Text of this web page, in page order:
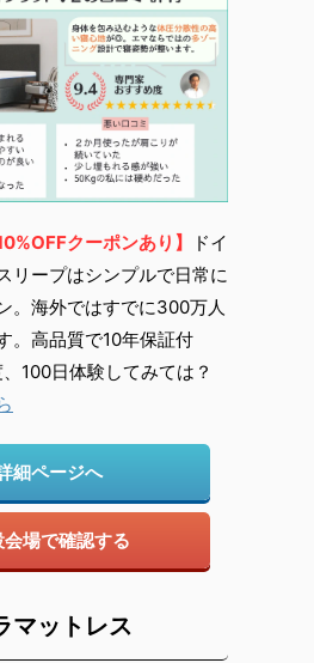
クーポンあり】
ドイ
リープはシンプルで日常に
。海外ではすでに300万人
。高品質で10年保証付
100日体験してみては？
細ページへ
会場で確認する
マットレス